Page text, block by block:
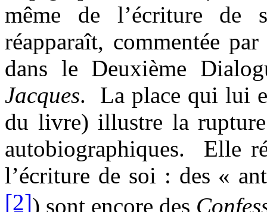
même de l’écriture de
réapparaît, commentée
dans le Deuxième
Jacques.
La place qui lui
du livre) illustre la
autobiographiques.
Elle
l’écriture de soi : des «
[2]) sont encore des